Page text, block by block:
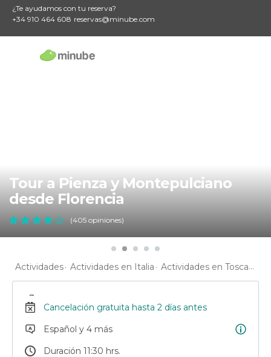
¿Te ayudamos con tu reserva?
+34 910 464 608 reservas@minube.com
Tour a Pienza y Montepulciano
desde Florencia
(405 opiniones)
Actividades Actividades en Italia Actividades en Toscana
Cancelación gratuita hasta 2 días antes
Español y 4 más
Duración 11:30 hrs.